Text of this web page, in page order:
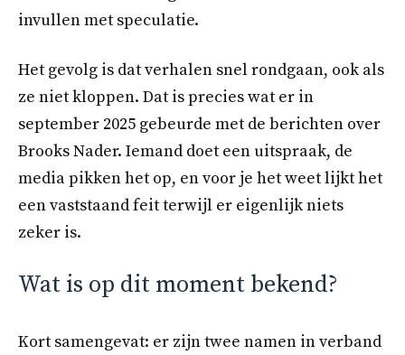
invullen met speculatie.
Het gevolg is dat verhalen snel rondgaan, ook als
ze niet kloppen. Dat is precies wat er in
september 2025 gebeurde met de berichten over
Brooks Nader. Iemand doet een uitspraak, de
media pikken het op, en voor je het weet lijkt het
een vaststaand feit terwijl er eigenlijk niets
zeker is.
Wat is op dit moment bekend?
Kort samengevat: er zijn twee namen in verband